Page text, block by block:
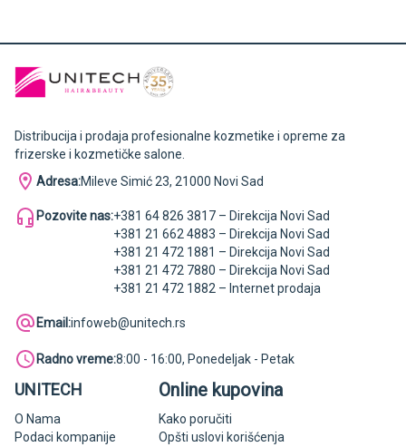
Distribucija i prodaja profesionalne kozmetike i opreme za
frizerske i kozmetičke salone.
Adresa:Mileve Simić 23, 21000 Novi Sad
Pozovite nas:+381 64 826 3817 – Direkcija Novi Sad
+381 21 662 4883 – Direkcija Novi Sad
+381 21 472 1881 – Direkcija Novi Sad
+381 21 472 7880 – Direkcija Novi Sad
+381 21 472 1882 – Internet prodaja
Email:infoweb@unitech.rs
Radno vreme:8:00 - 16:00, Ponedeljak - Petak
UNITECH
O Nama
Podaci kompanije
Online kupovina
Kako poručiti
Opšti uslovi korišćenja